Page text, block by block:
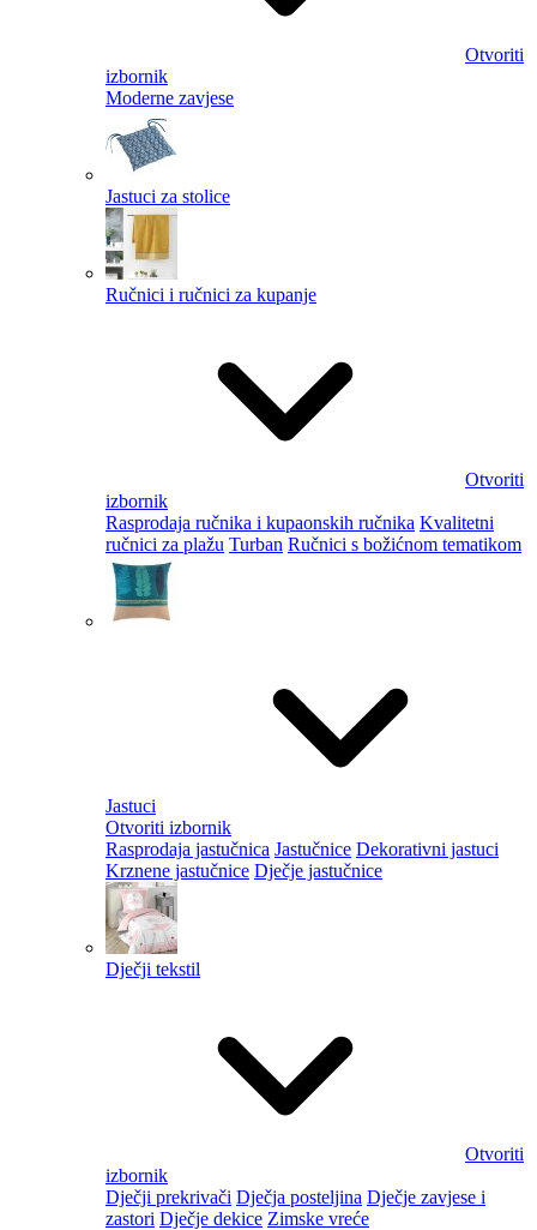
Otvoriti
izbornik
Moderne zavjese
Jastuci za stolice
Ručnici i ručnici za kupanje
Otvoriti
izbornik
Rasprodaja ručnika i kupaonskih ručnika Kvalitetni
ručnici za plažu Turban Ručnici s božićnom tematikom
Jastuci
Otvoriti izbornik
Rasprodaja jastučnica Jastučnice Dekorativni jastuci
Krznene jastučnice Dječje jastučnice
Dječji tekstil
Otvoriti
izbornik
Dječji prekrivači Dječja posteljina Dječje zavjese i
zastori Dječje dekice Zimske vreće